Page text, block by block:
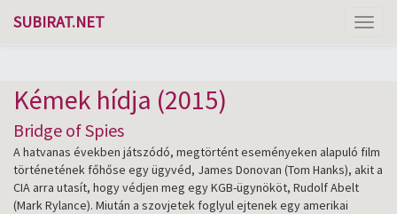
SUBIRAT.NET
Kémek hídja (2015)
Bridge of Spies
A hatvanas években játszódó, megtörtént eseményeken alapuló film
történetének főhőse egy ügyvéd, James Donovan (Tom Hanks), akit a
CIA arra utasít, hogy védjen meg egy KGB-ügynököt, Rudolf Abelt
(Mark Rylance). Miután a szovjetek foglyul ejtenek egy amerikai